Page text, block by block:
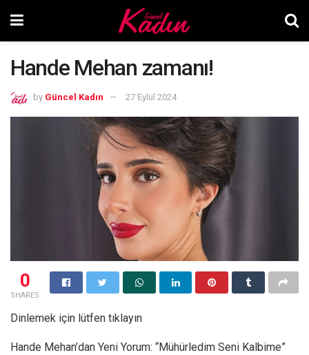
Hande Mehan zamanı!
by Güncel Kadın 27 Eylül 2024
0
SHARES
Dinlemek için lütfen tıklayın
Hande Mehan’dan Yeni Yorum: “Mühürledim Seni Kalbime”